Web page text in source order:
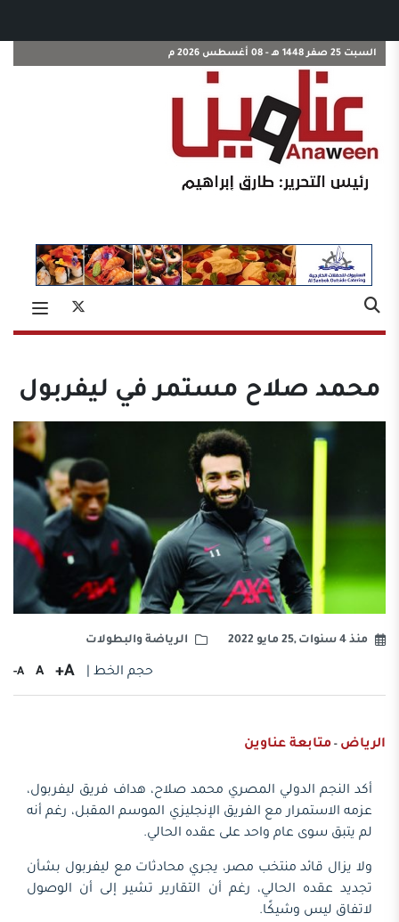
السبت 25 صفر 1448 هـ - 08 أغسطس 2026 م
محمد صلاح مستمر في ليفربول
منذ 4 سنوات ,25 مايو 2022 الرياضة والبطولات
حجم الخط | A+
A
A-
الرياض - متابعة عناوين
أكد النجم الدولي المصري محمد صلاح، هداف فريق ليفربول،
عزمه الاستمرار مع الفريق الإنجليزي الموسم المقبل، رغم أنه
لم يتبق سوى عام واحد على عقده الحالي.
ولا يزال قائد منتخب مصر، يجري محادثات مع ليفربول بشأن
تجديد عقده الحالي، رغم أن التقارير تشير إلى أن الوصول
لاتفاق ليس وشيكًا.